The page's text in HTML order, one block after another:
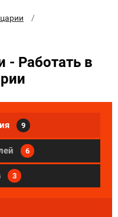
- Работать в
9
6
3